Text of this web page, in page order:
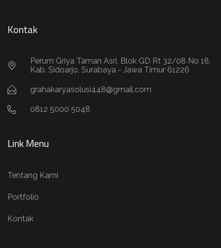
Kontak
Perum Griya Taman Asri, Blok GD Rt 32/08 No 18,
Kab. Sidoarjo, Surabaya - Jawa Timur 61226
grahakaryasolusi448@gmail.com
0812 5000 5048
Link Menu
Tentang Kami
Portfolio
Kontak